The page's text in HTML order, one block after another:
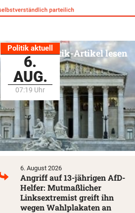
Politik aktuell
6.
AUG.
07:19 Uhr
Alle Politik-Artikel lesen
6. August 2026
Angriff auf 13-jährigen AfD-
Helfer: Mutmaßlicher
Linksextremist greift ihn
wegen Wahlplakaten an